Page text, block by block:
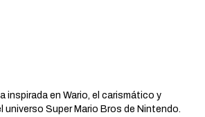
inspirada en Wario, el carismático y
universo Super Mario Bros de Nintendo.